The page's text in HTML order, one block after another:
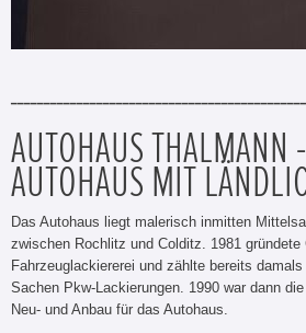
AUTOHAUS THALMANN
AUTOHAUS MIT
Das Autohaus liegt malerisch inmitten
zwischen Rochlitz und Colditz. 1981 gründete
Fahrzeuglackiererei und zählte bereits
Sachen Pkw-Lackierungen. 1990 war dann
Neu- und Anbau für das Autohaus.